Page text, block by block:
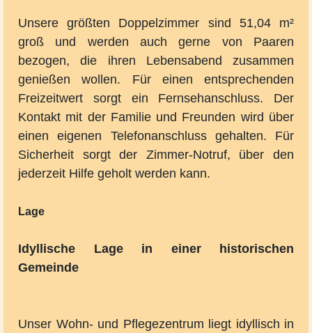
Unsere größten Doppelzimmer sind 51,04 m²
groß und werden auch gerne von Paaren
bezogen, die ihren Lebensabend zusammen
genießen wollen. Für einen entsprechenden
Freizeitwert sorgt ein Fernsehanschluss. Der
Kontakt mit der Familie und Freunden wird über
einen eigenen Telefonanschluss gehalten. Für
Sicherheit sorgt der Zimmer-Notruf, über den
jederzeit Hilfe geholt werden kann.
Lage
Idyllische Lage in einer historischen
Gemeinde
Unser Wohn- und Pflegezentrum liegt idyllisch in